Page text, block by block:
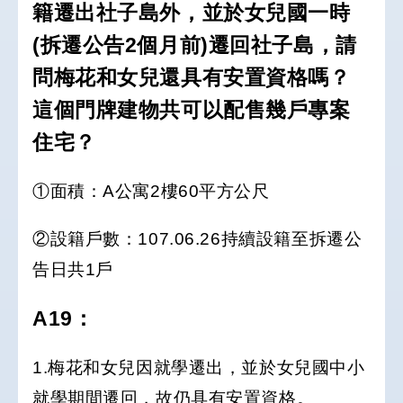
籍遷出社子島外，並於女兒國一時
(拆遷公告2個月前)遷回社子島，請
問梅花和女兒還具有安置資格嗎？
這個門牌建物共可以配售幾戶專案
住宅？
①面積：A公寓2樓60平方公尺
②設籍戶數：107.06.26持續設籍至拆遷公
告日共1戶
A19 ：
1.梅花和女兒因就學遷出，並於女兒國中小
就學期間遷回，故仍具有安置資格。